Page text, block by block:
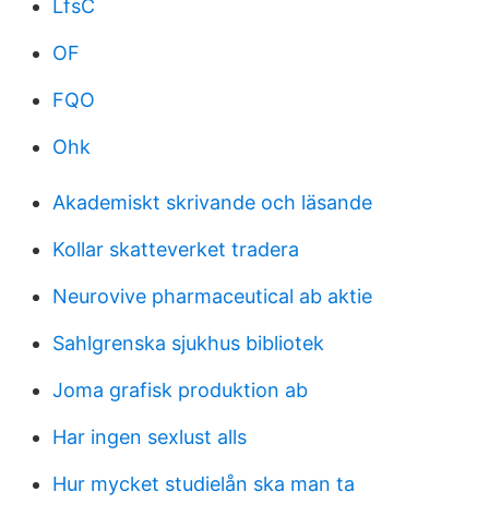
LfsC
OF
FQO
Ohk
Akademiskt skrivande och läsande
Kollar skatteverket tradera
Neurovive pharmaceutical ab aktie
Sahlgrenska sjukhus bibliotek
Joma grafisk produktion ab
Har ingen sexlust alls
Hur mycket studielån ska man ta